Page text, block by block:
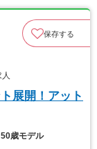
保存する
展開！アット
歳モデル